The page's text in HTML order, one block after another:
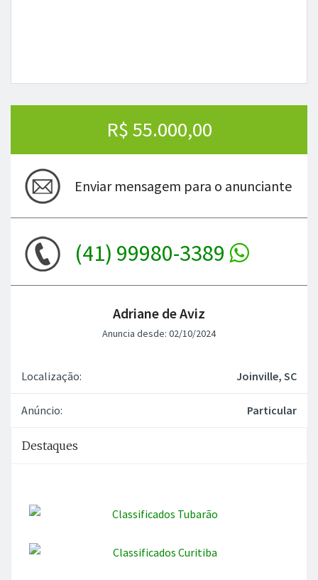
R$ 55.000,00
Enviar mensagem para o anunciante
(41) 99980-3389
Adriane de Aviz
Anuncia desde: 02/10/2024
Localização: Joinville, SC
Anúncio: Particular
Destaques